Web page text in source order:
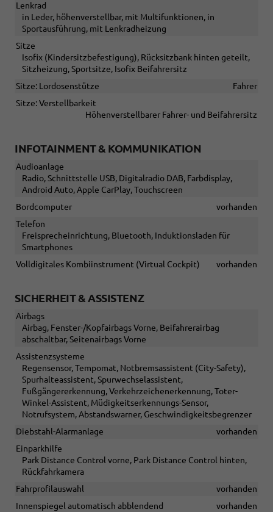
Lenkrad
in Leder, höhenverstellbar, mit Multifunktionen, in
Sportausführung, mit Lenkradheizung
Sitze
Isofix (Kindersitzbefestigung), Rücksitzbank hinten geteilt,
Sitzheizung, Sportsitze, Isofix Beifahrersitz
Sitze: Lordosenstütze
Fahrer
Sitze: Verstellbarkeit
Höhenverstellbarer Fahrer- und Beifahrersitz
INFOTAINMENT & KOMMUNIKATION
Audioanlage
Radio, Schnittstelle USB, Digitalradio DAB, Farbdisplay,
Android Auto, Apple CarPlay, Touchscreen
Bordcomputer
vorhanden
Telefon
Freisprecheinrichtung, Bluetooth, Induktionsladen für
Smartphones
Volldigitales Kombiinstrument (Virtual Cockpit)
vorhanden
SICHERHEIT & ASSISTENZ
Airbags
Airbag, Fenster-/Kopfairbags Vorne, Beifahrerairbag
abschaltbar, Seitenairbags Vorne
Assistenzsysteme
Regensensor, Tempomat, Notbremsassistent (City-Safety),
Spurhalteassistent, Spurwechselassistent,
Fußgängererkennung, Verkehrzeichenerkennung, Toter-
Winkel-Assistent, Müdigkeitserkennungs-Sensor,
Notrufsystem, Abstandswarner, Geschwindigkeitsbegrenzer
Diebstahl-Alarmanlage
vorhanden
Einparkhilfe
Park Distance Control vorne, Park Distance Control hinten,
Rückfahrkamera
Fahrprofilauswahl
vorhanden
Innenspiegel automatisch abblendend
vorhanden